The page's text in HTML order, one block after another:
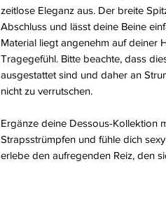
zeitlose Eleganz aus. Der breite
Abschluss und lässt deine Beine
Material liegt angenehm auf deiner
Tragegefühl. Bitte beachte, dass
ausgestattet sind und daher an
nicht zu verrutschen.
Ergänze deine Dessous-Kollektion
Strapsstrümpfen und fühle dich
erlebe den aufregenden Reiz, den